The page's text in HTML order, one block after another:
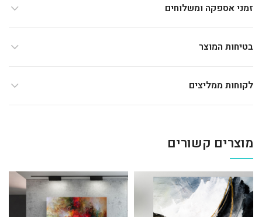
זמני אספקה ומשלוחים
בטיחות המוצר
לקוחות ממליצים
מוצרים קשורים